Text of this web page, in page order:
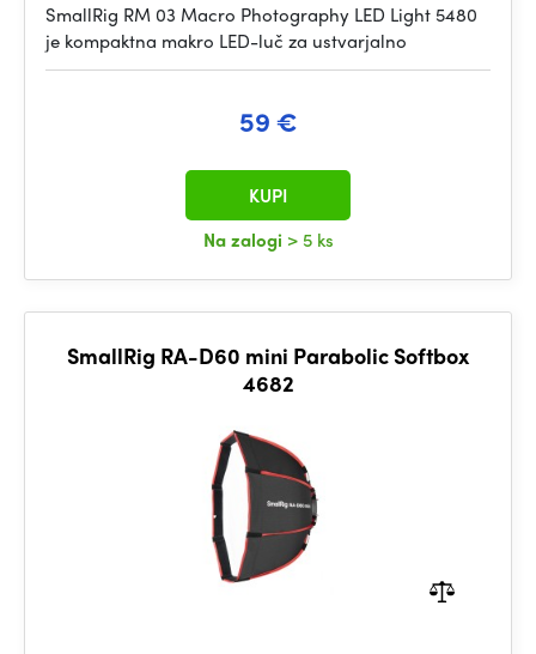
SmallRig RM 03 Macro Photography LED Light 5480
je kompaktna makro LED-luč za ustvarjalno
59 €
Na zalogi > 5 ks
KUPI
SmallRig RA-D60 mini Parabolic Softbox
4682